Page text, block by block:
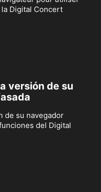
Digital Concert
versión de su
de su navegador
del Digital